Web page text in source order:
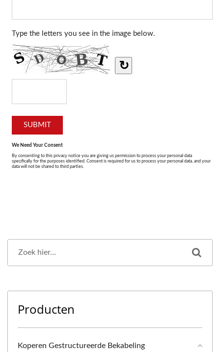
Producten
Koperen Gestructureerde Bekabeling